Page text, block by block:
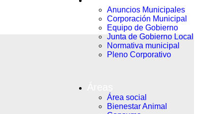
Anuncios Municipales
Corporación Municipal
Equipo de Gobierno
Junta de Gobierno Local
Normativa municipal
Pleno Corporativo
Área social
Bienestar Animal